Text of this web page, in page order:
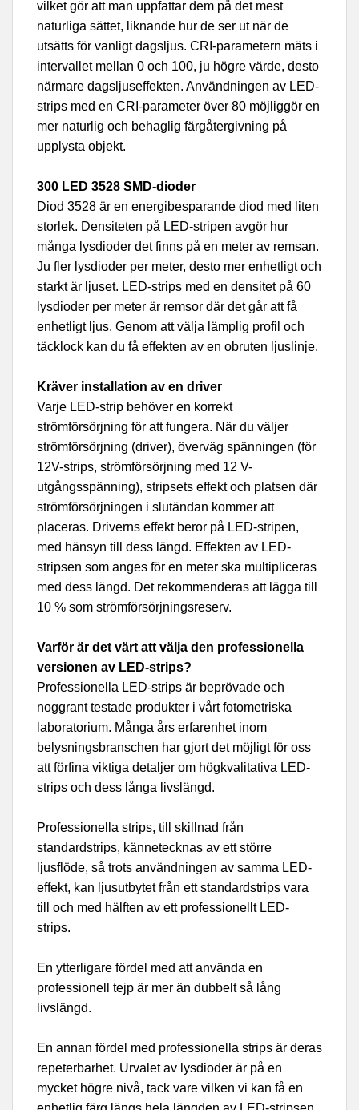
vilket gör att man uppfattar dem på det mest
naturliga sättet, liknande hur de ser ut när de
utsätts för vanligt dagsljus. CRI-parametern mäts i
intervallet mellan 0 och 100, ju högre värde, desto
närmare dagsljuseffekten. Användningen av LED-
strips med en CRI-parameter över 80 möjliggör en
mer naturlig och behaglig färgåtergivning på
upplysta objekt.
300 LED 3528 SMD-dioder
Diod 3528 är en energibesparande diod med liten
storlek. Densiteten på LED-stripen avgör hur
många lysdioder det finns på en meter av remsan.
Ju fler lysdioder per meter, desto mer enhetligt och
starkt är ljuset. LED-strips med en densitet på 60
lysdioder per meter är remsor där det går att få
enhetligt ljus. Genom att välja lämplig profil och
täcklock kan du få effekten av en obruten ljuslinje.
Kräver installation av en driver
Varje LED-strip behöver en korrekt
strömförsörjning för att fungera. När du väljer
strömförsörjning (driver), överväg spänningen (för
12V-strips, strömförsörjning med 12 V-
utgångsspänning), stripsets effekt och platsen där
strömförsörjningen i slutändan kommer att
placeras. Driverns effekt beror på LED-stripen,
med hänsyn till dess längd. Effekten av LED-
stripsen som anges för en meter ska multipliceras
med dess längd. Det rekommenderas att lägga till
10 % som strömförsörjningsreserv.
Varför är det värt att välja den professionella
versionen av LED-strips?
Professionella LED-strips är beprövade och
noggrant testade produkter i vårt fotometriska
laboratorium. Många års erfarenhet inom
belysningsbranschen har gjort det möjligt för oss
att förfina viktiga detaljer om högkvalitativa LED-
strips och dess långa livslängd.
Professionella strips, till skillnad från
standardstrips, kännetecknas av ett större
ljusflöde, så trots användningen av samma LED-
effekt, kan ljusutbytet från ett standardstrips vara
till och med hälften av ett professionellt LED-
strips.
En ytterligare fördel med att använda en
professionell tejp är mer än dubbelt så lång
livslängd.
En annan fördel med professionella strips är deras
repeterbarhet. Urvalet av lysdioder är på en
mycket högre nivå, tack vare vilken vi kan få en